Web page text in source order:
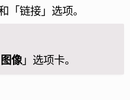
「链接」选项。
像」选项卡。